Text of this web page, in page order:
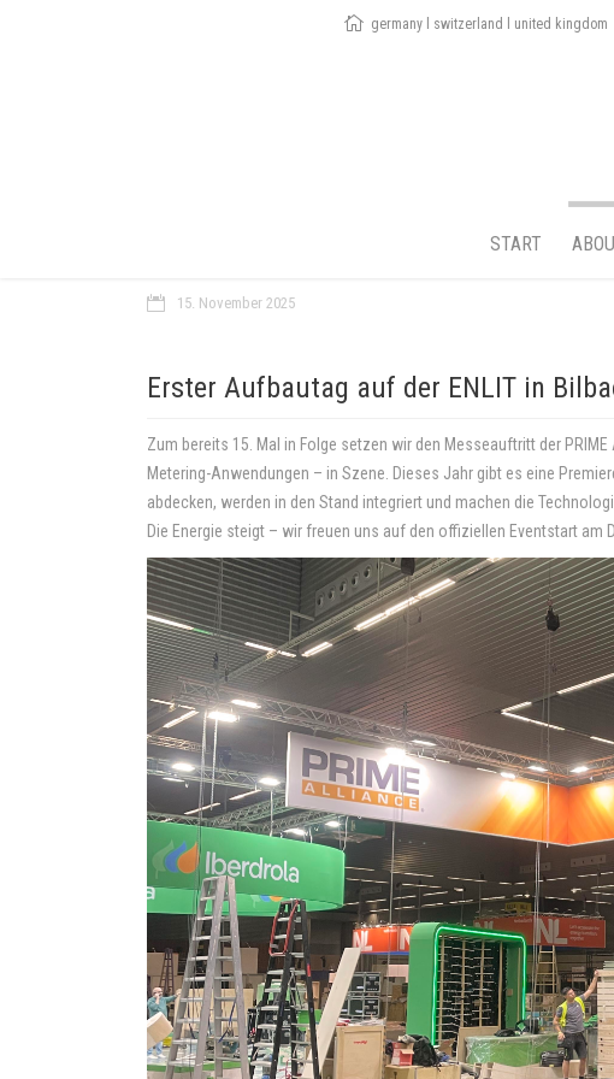
germany l switzerland l united kingdom
START
15. November 2025
Erster Aufbautag auf der ENLIT in
Zum bereits 15. Mal in Folge setzen wir den Messeauftritt der
Metering-Anwendungen – in Szene. Dieses Jahr gibt es eine
abdecken, werden in den Stand integriert und machen die
Die Energie steigt – wir freuen uns auf den offiziellen Eventstart am